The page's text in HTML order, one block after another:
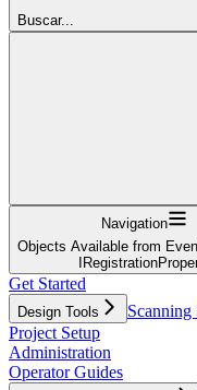
Buscar...
Navigation
Objects Available from
Get Started
Design Tools
Scanning
Project Setup
Administration
Operator Guides